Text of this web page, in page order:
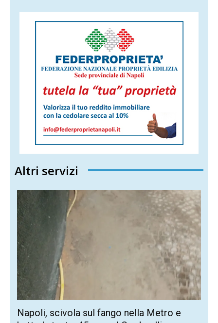
Altri servizi
Napoli, scivola sul fango nella Metro e